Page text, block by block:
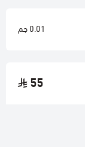
0.01 جم
55